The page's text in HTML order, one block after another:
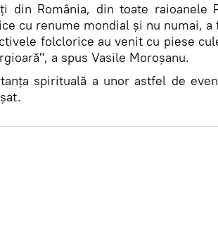
din România, din toate raioanele
cu renume mondial și nu numai, a
folclorice au venit cu piese
a spus Vasile Moroșanu.
spirituală a unor astfel de